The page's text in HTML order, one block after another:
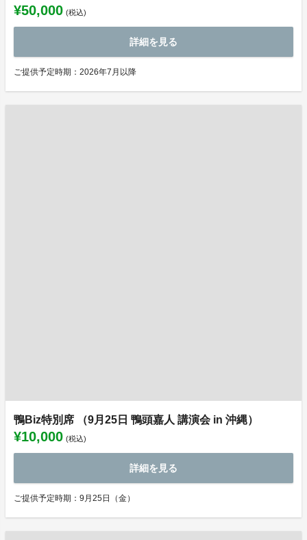
¥50,000 (税込)
詳細を見る
ご提供予定時期：2026年7月以降
鴨Biz特別席 （9月25日 鴨頭嘉人 講演会 in 沖縄）
¥10,000 (税込)
詳細を見る
ご提供予定時期：9月25日（金）